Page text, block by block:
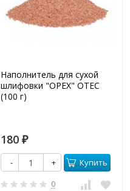
Наполнитель для сухой
шлифовки "ОРЕХ" OTEC
(100 г)
180 ₽
- + Купить
0